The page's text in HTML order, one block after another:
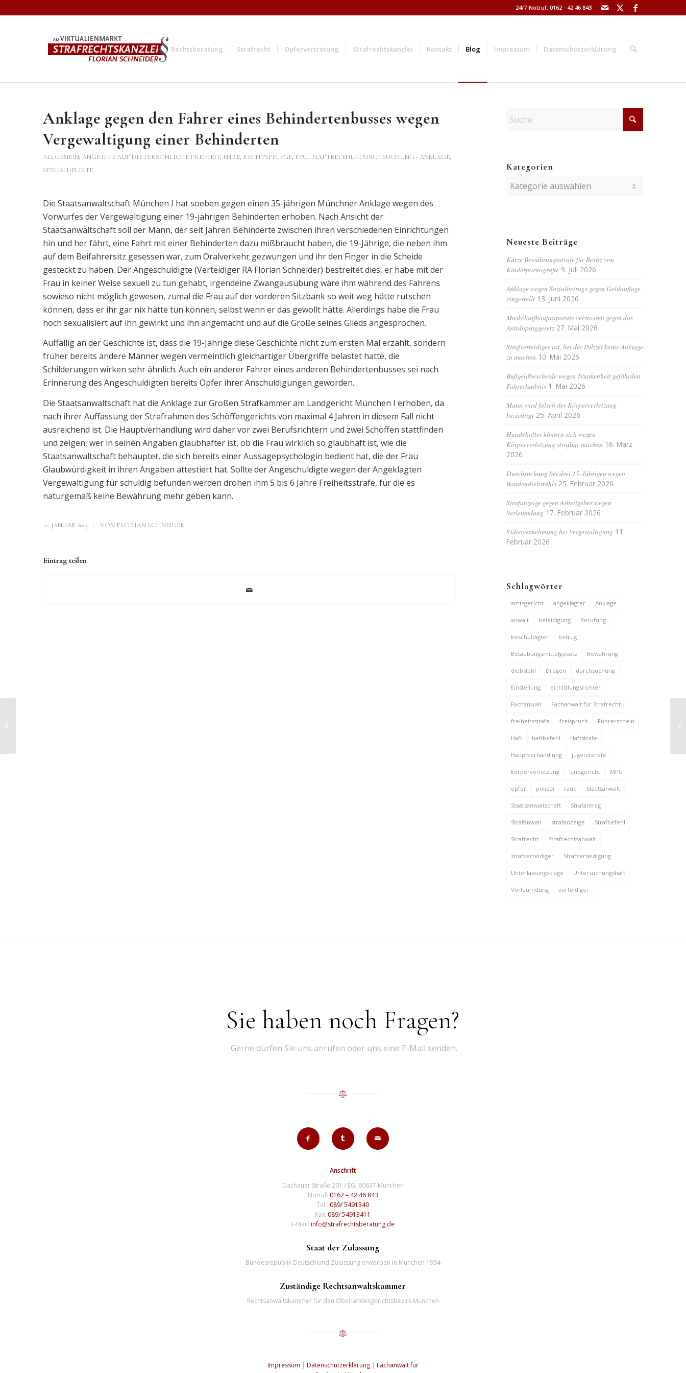
24/7-Notruf: 0162 - 42 46 843
Rechtsberatung Strafrecht Opfervertretung Strafrechtskanzlei Kontakt Blog Impressum Datenschutzerklärung
Anklage gegen den Fahrer eines Behindertenbusses wegen
Vergewaltigung einer Behinderten
ALLGEMEIN, ANGRIFFE AUF DIE PERSÖNLICHE FREIHEIT, EHRE, RECHTSPFLEGE, ETC., HAFTBEFEHL - DURCHSUCHUNG - ANKLAGE,
SEXUALDELIKTE
Die Staatsanwaltschaft München I hat soeben gegen einen 35-jährigen Münchner Anklage wegen des
Vorwurfes der Vergewaltigung einer 19-jährigen Behinderten erhoben. Nach Ansicht der
Staatsanwaltschaft soll der Mann, der seit Jahren Behinderte zwischen ihren verschiedenen Einrichtungen
hin und her fährt, eine Fahrt mit einer Behinderten dazu mißbraucht haben, die 19-Jährige, die neben ihm
auf dem Beifahrersitz gesessen war, zum Oralverkehr gezwungen und ihr den Finger in die Scheide
gesteckt zu haben. Der Angeschuldigte (Verteidiger RA Florian Schneider) bestreitet dies, er habe mit der
Frau in keiner Weise sexuell zu tun gehabt, irgendeine Zwangausübung wäre ihm während des Fahrens
sowieso nicht möglich gewesen, zumal die Frau auf der vorderen Sitzbank so weit weg hätte rutschen
können, dass er ihr gar nix hätte tun können, selbst wenn er das gewollt hätte. Allerdings habe die Frau
hoch sexualisiert auf ihn gewirkt und ihn angemacht und auf die Größe seines Glieds angesprochen.
Auffällig an der Geschichte ist, dass die 19-Jährige diese Geschichte nicht zum ersten Mal erzählt, sondern
früher bereits andere Männer wegen vermeintlich gleichartiger Übergriffe belastet hatte, die
Schilderungen wirken sehr ähnlich. Auch ein anderer Fahrer eines anderen Behindertenbusses sei nach
Erinnerung des Angeschuldigten bereits Opfer ihrer Anschuldigungen geworden.
Die Staatsanwaltschaft hat die Anklage zur Großen Strafkammer am Landgericht München I erhoben, da
nach ihrer Auffassung der Strafrahmen des Schöffengerichts von maximal 4 Jahren in diesem Fall nicht
ausreichend ist. Die Hauptverhandlung wird daher vor zwei Berufsrichtern und zwei Schöffen stattfinden
und zeigen, wer in seinen Angaben glaubhafter ist, ob die Frau wirklich so glaubhaft ist, wie die
Staatsanwaltschaft behauptet, die sich bereits einer Aussagepsychologin bedient hat, die der Frau
Glaubwürdigkeit in ihren Angaben attestiert hat. Sollte der Angeschuldigte wegen der Angeklagten
Vergewaltigung für schuldig befunden werden drohen ihm 5 bis 6 Jahre Freiheitsstrafe, für die es
naturgemäß keine Bewährung mehr geben kann.
11. JANUAR 2013 / VON FLORIAN SCHNEIDER
Eintrag teilen
Kategorien
Kategorien
Neueste Beiträge
Kurze Bewährungsstrafe für Besitz von
Kinderpornografie 9. Juli 2026
Anklage wegen Sozialbetrugs gegen Geldauflage
eingestellt 13. Juni 2026
Muskelaufbaupräparate verstossen gegen das
Antidopinggesetz 27. Mai 2026
Strafverteidiger rät, bei der Polizei keine Aussage
zu machen 10. Mai 2026
Bußgeldbescheide wegen Trunkenheit gefährden
Fahrerlaubnis 1. Mai 2026
Mann wird falsch der Körperverletzung
bezichtigt 25. April 2026
Hundehalter können sich wegen
Körperverletzung strafbar machen 16. März
2026
Durchsuchung bei drei 15-Jährigen wegen
Bandendiebstahls 25. Februar 2026
Strafanzeige gegen Arbeitgeber wegen
Verleumdung 17. Februar 2026
Videovernehmung bei Vergewaltigung 11.
Februar 2026
Schlagwörter
amtsgericht angeklagter Anklage
anwalt beleidigung Berufung
beschuldigter betrug
Betäubungsmittelgesetz Bewährung
diebstahl Drogen durchsuchung
Einstellung ermittlungsrichter
Fachanwalt Fachanwalt für Strafrecht
freiheitsstrafe freispruch Führerschein
Haft haftbefehl Haftstrafe
Hauptverhandlung jugendstrafe
körperverletzung landgericht MPU
opfer polizei raub Staatsanwalt
Staatsanwaltschaft Strafantrag
Strafanwalt strafanzeige Strafbefehl
Strafrecht Strafrechtsanwalt
strafverteidiger Strafverteidigung
Unterlassungsklage Untersuchungshaft
Verleumdung verteidiger
Sie haben noch Fragen?
Gerne dürfen Sie uns anrufen oder uns eine E-Mail senden.
Anschrift
Dachauer Straße 201 / EG, 80637 München
Notruf: 0162 – 42 46 843
Tel.: 089/ 5491340
Fax: 089/ 54913411
E-Mail:info@strafrechtsberatung.de
Staat der Zulassung
Bundesrepublik Deutschland Zulassung erworben in München 1994
Zuständige Rechtsanwaltskammer
Rechtsanwaltskammer für den Oberlandesgerichtsbezirk München
Impressum | Datenschutzerklärung| Fachanwalt für